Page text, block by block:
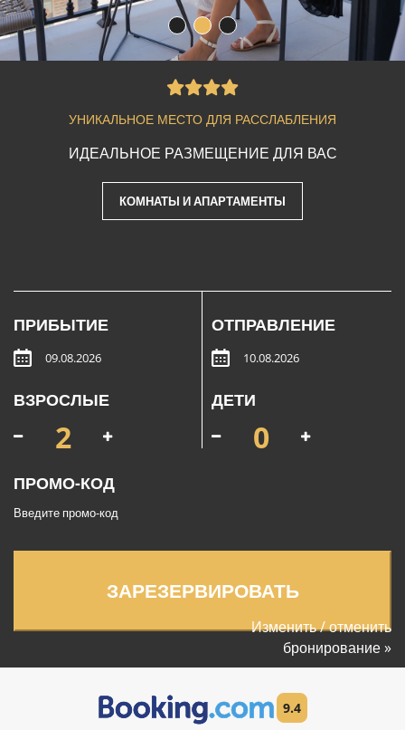
УНИКАЛЬНОЕ МЕСТО ДЛЯ РАССЛАБЛЕНИЯ
ИДЕАЛЬНОЕ РАЗМЕЩЕНИЕ ДЛЯ ВАС
КОМНАТЫ И АПАРТАМЕНТЫ
ПРИБЫТИЕ ОТПРАВЛЕНИЕ
ВЗРОСЛЫЕ ДЕТИ
ПРОМО-КОД
ЗАРЕЗЕРВИРОВАТЬ
Изменить / отменить
бронирование »
9.4